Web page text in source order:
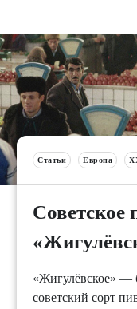
Статьи Европа
Советское
«Жигулёвское» —
советский сорт